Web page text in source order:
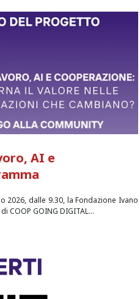
AI e
2026, dalle 9.30, la Fondazione Ivano
COOP GOING DIGITAL...